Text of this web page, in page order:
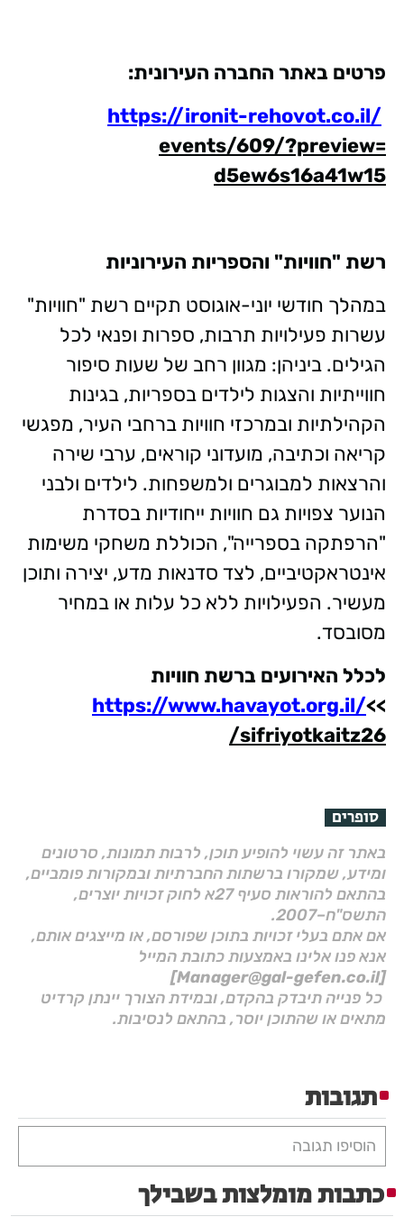
פרטים באתר החברה העירונית:
https://ironit-rehovot.co.il/
events/609/?preview=
d5ew6s16a41w15
רשת "חוויות" והספריות העירוניות
במהלך חודשי יוני-אוגוסט תקיים רשת "חוויות"
עשרות פעילויות תרבות, ספרות ופנאי לכל
הגילים. ביניהן: מגוון רחב של שעות סיפור
חווייתיות והצגות לילדים בספריות, בגינות
הקהילתיות ובמרכזי חוויות ברחבי העיר, מפגשי
קריאה וכתיבה, מועדוני קוראים, ערבי שירה
והרצאות למבוגרים ולמשפחות. לילדים ולבני
הנוער צפויות גם חוויות ייחודיות בסדרת
"הרפתקה בספרייה", הכוללת משחקי משימות
אינטראקטיביים, לצד סדנאות מדע, יצירה ותוכן
מעשיר. הפעילויות ללא כל עלות או במחיר
מסובסד.
לכלל האירועים ברשת חוויות
>>
https://www.havayot.org.il/
sifriyotkaitz26/
סופרים
באתר זה עשוי להופיע תוכן, לרבות תמונות, סרטונים
ומידע, שמקורו ברשתות החברתיות ובמקורות פומביים,
בהתאם להוראות סעיף 27א לחוק זכויות יוצרים,
התשס"ח–2007.
אם אתם בעלי זכויות בתוכן שפורסם, או מייצגים אותם,
אנא פנו אלינו באמצעות כתובת המייל
[Manager@gal-gefen.co.il]
כל פנייה תיבדק בהקדם, ובמידת הצורך יינתן קרדיט
מתאים או שהתוכן יוסר, בהתאם לנסיבות.
תגובות
הוסיפו תגובה
כתבות מומלצות בשבילך